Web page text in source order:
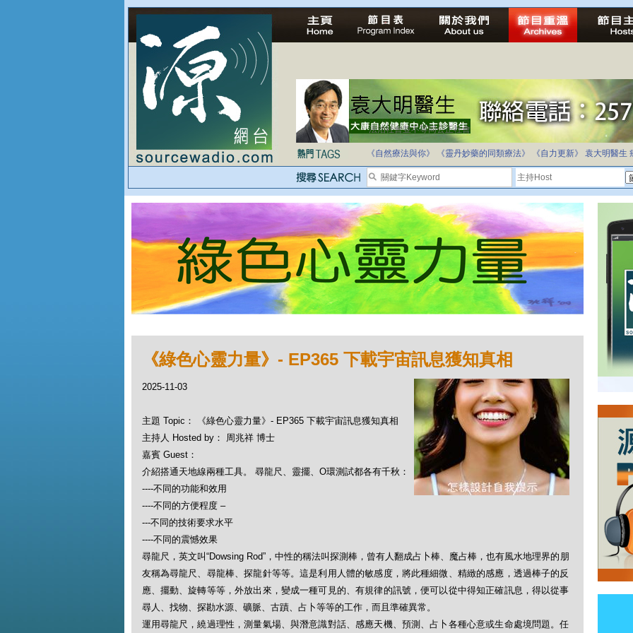
法治社會並不等同公正社會
自家教育合法化-推動多元化教育，全民學卷制
《自然療法與你》 《靈丹妙藥的同類療法》 《自力更新》 袁大明醫生
《綠色心靈力量》- EP365 下載宇宙訊息獲知真相
2025-11-03
主題 Topic： 《綠色心靈力量》- EP365 下載宇宙訊息獲知真相
主持人 Hosted by： 周兆祥 博士
嘉賓 Guest：
介紹搭通天地線兩種工具。 尋龍尺、靈擺、O環測試都各有千秋：
----不同的功能和效用
----不同的方便程度 –
---不同的技術要求水平
----不同的震憾效果
尋龍尺，英文叫“Dowsing Rod”，中性的稱法叫探測棒，曾有人翻成占卜棒、魔占棒，也有風水地理界的朋
友稱為尋龍尺、尋龍棒、探龍針等等。這是利用人體的敏感度，將此種細微、精緻的感應，透過棒子的反
應、擺動、旋轉等等，外放出來，變成一種可見的、有規律的訊號，便可以從中得知正確訊息，得以從事
尋人、找物、探勘水源、礦脈、古蹟、占卜等等的工作，而且準確異常。
運用尋龍尺，繞過理性，測量氣場、與潛意識對話、感應天機、預測、占卜各種心意或生命處境問題。任